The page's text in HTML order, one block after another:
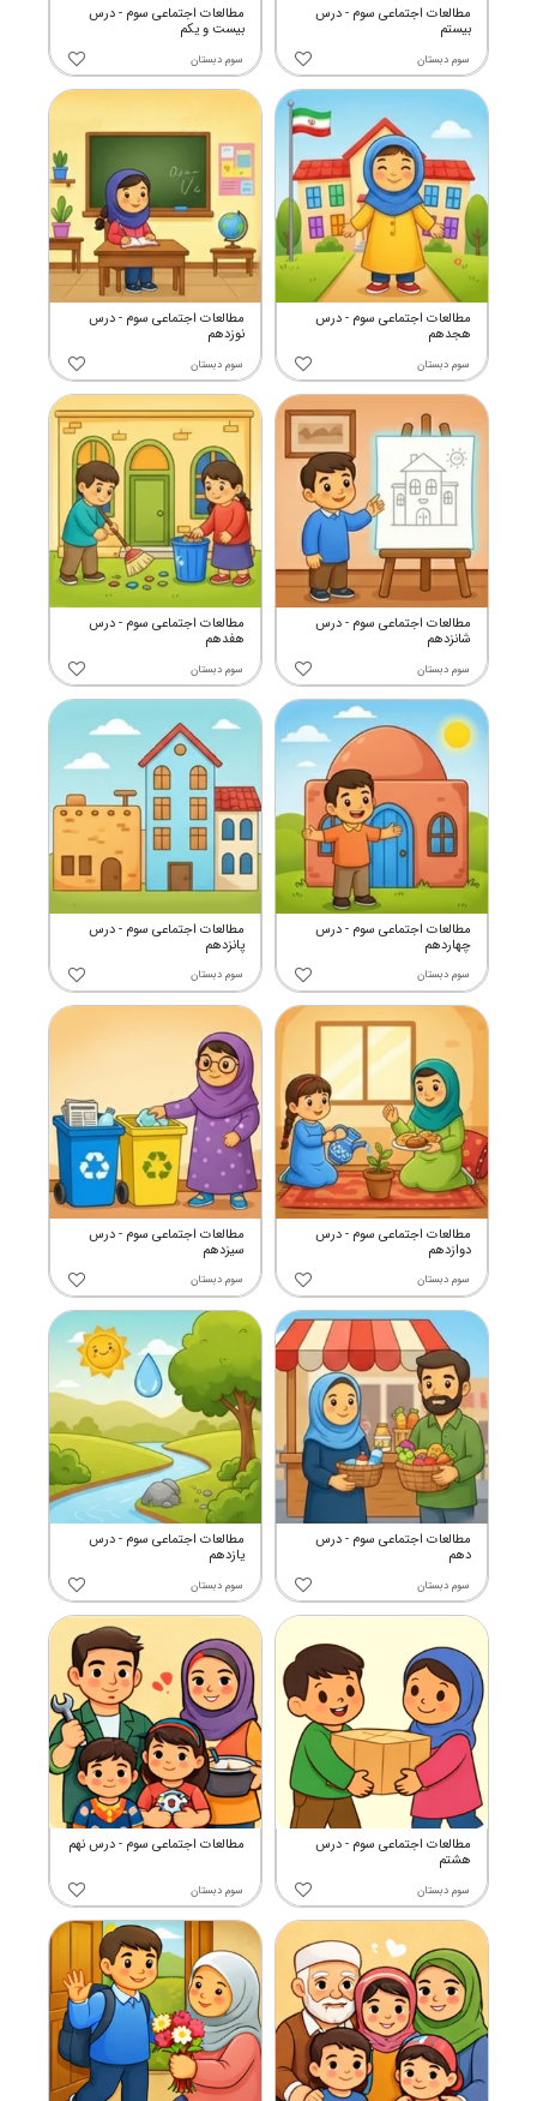
مطالعات اجتماعی سوم - درس
بیست و یکم
سوم دبستان
مطالعات اجتماعی سوم - درس
بیستم
سوم دبستان
مطالعات اجتماعی سوم - درس
نوزدهم
سوم دبستان
مطالعات اجتماعی سوم - درس
هجدهم
سوم دبستان
مطالعات اجتماعی سوم - درس
هفدهم
سوم دبستان
مطالعات اجتماعی سوم - درس
شانزدهم
سوم دبستان
مطالعات اجتماعی سوم - درس
پانزدهم
سوم دبستان
مطالعات اجتماعی سوم - درس
چهاردهم
سوم دبستان
مطالعات اجتماعی سوم - درس
سیزدهم
سوم دبستان
مطالعات اجتماعی سوم - درس
دوازدهم
سوم دبستان
مطالعات اجتماعی سوم - درس
یازدهم
سوم دبستان
مطالعات اجتماعی سوم - درس
دهم
سوم دبستان
مطالعات اجتماعی سوم - درس نهم
سوم دبستان
مطالعات اجتماعی سوم - درس
هشتم
سوم دبستان